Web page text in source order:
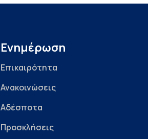
Ενημέρωση
Επικαιρότητα
Ανακοινώσεις
Αδέσποτα
Προσκλήσεις